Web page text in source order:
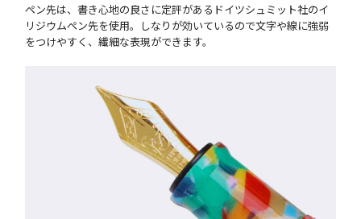
ペン先は、書き心地の良さに定評があるドイツシュミット社のイ
リジウムペン先を使用。しなりが効いているので文字や線に強弱
をつけやすく、繊細な表現ができます。